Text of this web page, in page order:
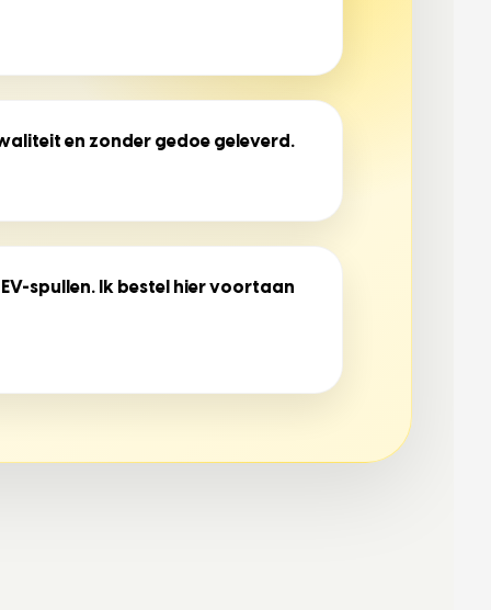
en zonder gedoe geleverd.
spullen. Ik bestel hier voortaan